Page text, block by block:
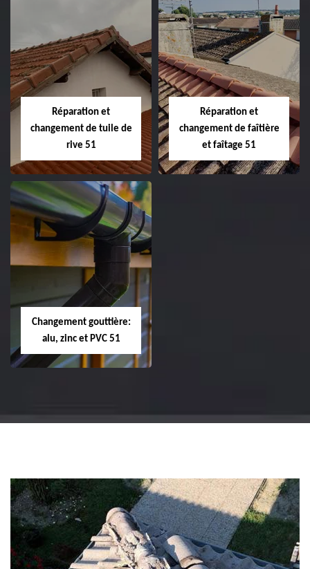
Peinture sur tuile
et toiture 51
Marne
Changement de
toiture 51
Réparation et
changement de tuile de
rive 51
Réparation et
changement de
tuile de rive 51
Réparation et
changement de faîtière
et faîtage 51
Changement gouttière:
alu, zinc et PVC 51
et PVC 51